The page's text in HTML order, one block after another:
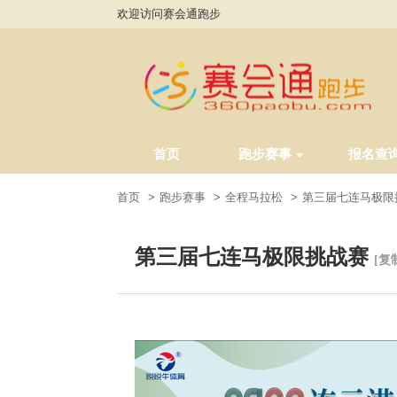
欢迎访问赛会通跑步
首页 跑步赛事 报名查
首页 跑步赛事 全程马拉松 第三届七连马极限
第三届七连马极限挑战赛 [复